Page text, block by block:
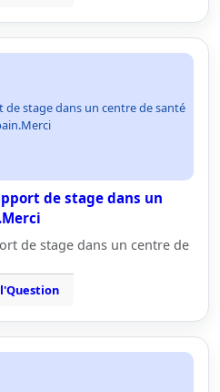
stage dans un centre de santé
de stage dans un
de stage dans un centre de